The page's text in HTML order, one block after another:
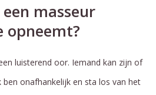
masseur
opneemt?
luisterend oor. Iemand kan zijn of
onafhankelijk en sta los van het